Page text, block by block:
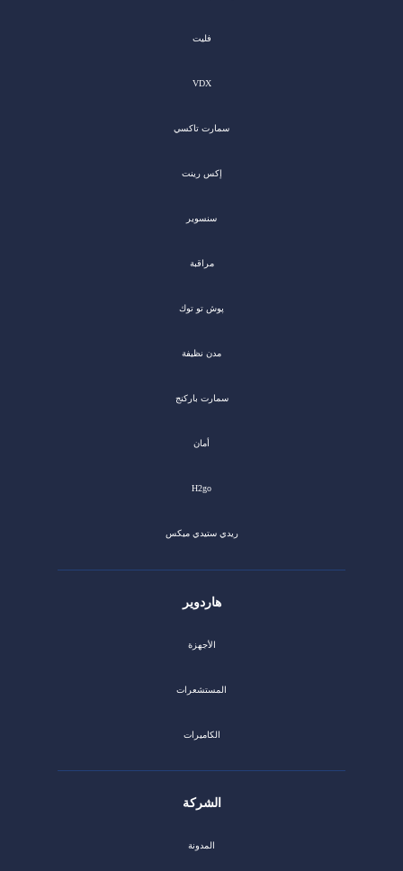
فليت
VDX
سمارت تاكسي
إكس رينت
سنسوير
مراقبة
پوش تو توك
مدن نظيفة
سمارت باركنج
أمان
H2go
ريدي ستيدي ميكس
هاردوير
الأجهزة
المستشعرات
الكاميرات
الشركة
المدونة